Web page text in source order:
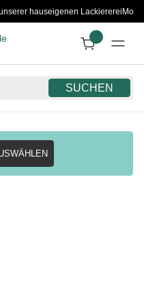
hauseigenen Lackiererei
SUCHEN